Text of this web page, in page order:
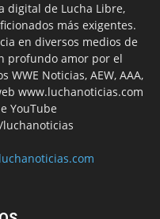
digital de Lucha Libre,
más exigentes.
en diversos medios de
profundo amor por el
Noticias, AEW, AAA,
www.luchanoticias.com
YouTube